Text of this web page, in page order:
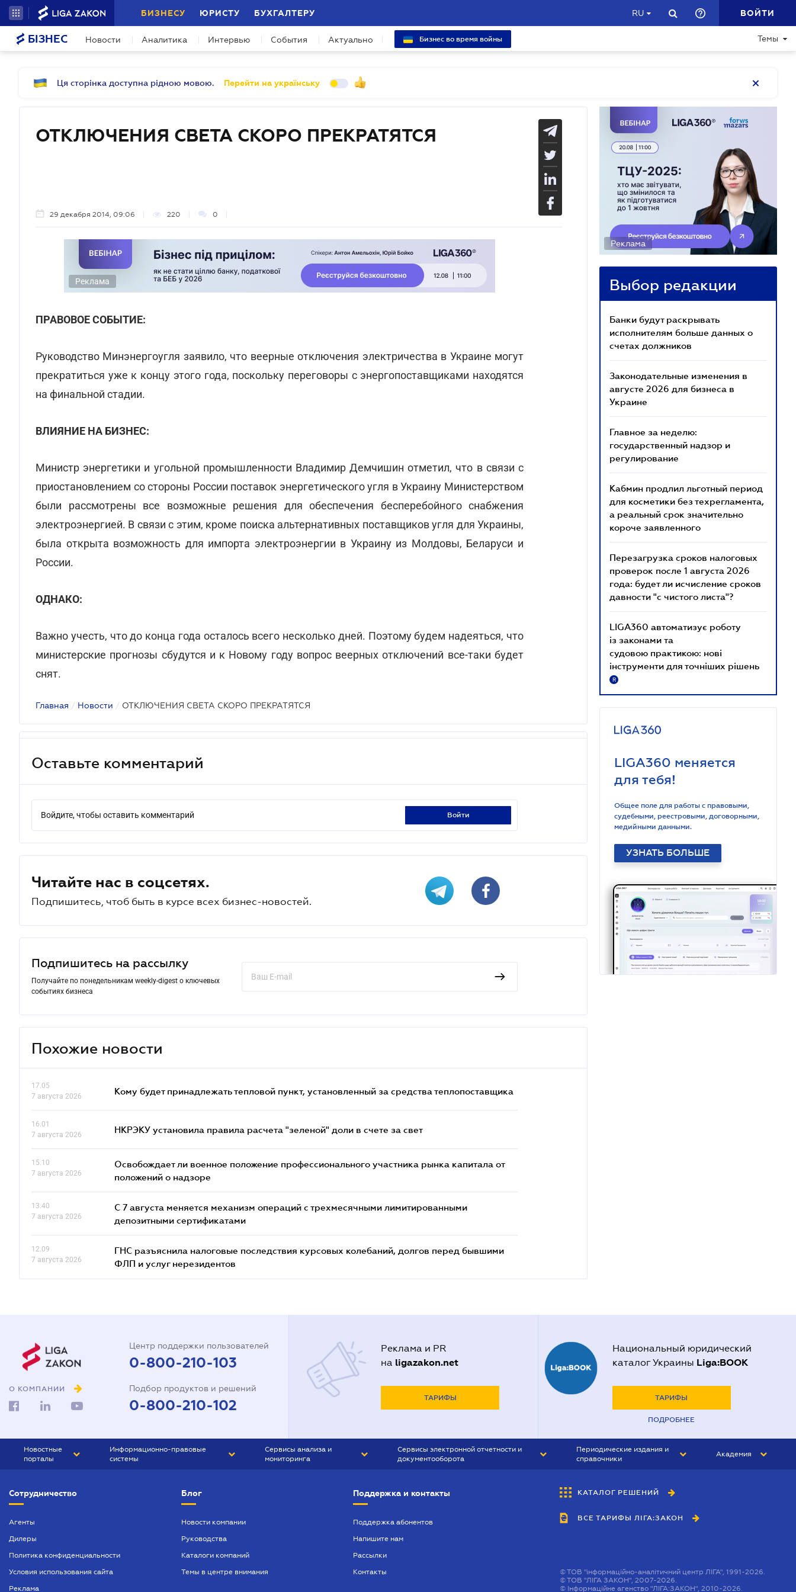
БИЗНЕСУ ЮРИСТУ БУХГАЛТЕРУ RU ВОЙТИ
БІЗНЕС Новости Аналитика Интервью События Актуально Бизнес во время войны Темы
Ця сторінка доступна рідною мовою. Перейти на українську
ОТКЛЮЧЕНИЯ СВЕТА СКОРО ПРЕКРАТЯТСЯ
29 декабря 2014, 09:06 220 0
Реклама
ПРАВОВОЕ СОБЫТИЕ:
Руководство Минэнергоугля заявило, что веерные отключения электричества в Украине могут
прекратиться уже к концу этого года, поскольку переговоры с энергопоставщиками находятся
на финальной стадии.
ВЛИЯНИЕ НА БИЗНЕС:
Министр энергетики и угольной промышленности Владимир Демчишин отметил, что в связи с
приостановлением со стороны России поставок энергетического угля в Украину Министерством
были рассмотрены все возможные решения для обеспечения бесперебойного снабжения
электроэнергией. В связи с этим, кроме поиска альтернативных поставщиков угля для Украины,
была открыта возможность для импорта электроэнергии в Украину из Молдовы, Беларуси и
России.
ОДНАКО:
Важно учесть, что до конца года осталось всего несколько дней. Поэтому будем надеяться, что
министерские прогнозы сбудутся и к Новому году вопрос веерных отключений все-таки будет
снят.
Главная / Новости / ОТКЛЮЧЕНИЯ СВЕТА СКОРО ПРЕКРАТЯТСЯ
Оставьте комментарий
Войдите, чтобы оставить комментарий войти
Читайте нас в соцсетях.
Подпишитесь, чтоб быть в курсе всех бизнес-новостей.
Подпишитесь на рассылку
Получайте по понедельникам weekly-digest о ключевых
событиях бизнеса
Похожие новости
17.05
7 августа 2026
Кому будет принадлежать тепловой пункт, установленный за средства теплопоставщика
16.01
7 августа 2026
НКРЭКУ установила правила расчета "зеленой" доли в счете за свет
15.10
7 августа 2026
Освобождает ли военное положение профессионального участника рынка капитала от
положений о надзоре
13.40
7 августа 2026
С 7 августа меняется механизм операций с трехмесячными лимитированными
депозитными сертификатами
12.09
7 августа 2026
ГНС разъяснила налоговые последствия курсовых колебаний, долгов перед бывшими
ФЛП и услуг нерезидентов
Реклама
Выбор редакции
Банки будут раскрывать
исполнителям больше данных о
счетах должников
Законодательные изменения в
августе 2026 для бизнеса в
Украине
Главное за неделю:
государственный надзор и
регулирование
Кабмин продлил льготный период
для косметики без техрегламента,
а реальный срок значительно
короче заявленного
Перезагрузка сроков налоговых
проверок после 1 августа 2026
года: будет ли исчисление сроков
давности "с чистого листа"?
LIGA360 автоматизує роботу
із законами та
судовою практикою: нові
інструменти для точніших рішень
R
LIGA360 меняется
для тебя!
Общее поле для работы с правовыми,
судебными, реестровыми, договорными,
медийными данными.
УЗНАТЬ БОЛЬШЕ
О КОМПАНИИ
Центр поддержки пользователей
0-800-210-103
Подбор продуктов и решений
0-800-210-102
Реклама и PR
на ligazakon.net
ТАРИФЫ
Национальный юридический
каталог Украины Liga:BOOK
ТАРИФЫ
ПОДРОБНЕЕ
Новостные
порталы
БИЗНЕС
Информационно-правовые
системы
БУХГАЛТЕР ПРОФ
ЮРИСТ ПРОФ
Сервисы анализа и
мониторинга
Сервисы электронной отчетности и
документооборота
Периодические издания и
справочники
БУХГАЛТЕР&ЗАКОН
ВЕСТНИК МСФО
Академия
Сотрудничество
Агенты
Дилеры
Политика конфиденциальности
Условия использования сайта
Реклама
Блог
Новости компании
Руководства
Каталоги компаний
Темы в центре внимания
Поддержка и контакты
Поддержка абонентов
Напишите нам
Рассылки
Контакты
КАТАЛОГ РЕШЕНИЙ
ВСЕ ТАРИФЫ ЛІГА:ЗАКОН
©ТОВ "інформаційно-аналітичний центр ЛІГА", 1991-2026.
©ТОВ "ЛІГА ЗАКОН", 2007-2026.
© Інформаційне агенство "ЛІГА:ЗАКОН", 2010-2026.